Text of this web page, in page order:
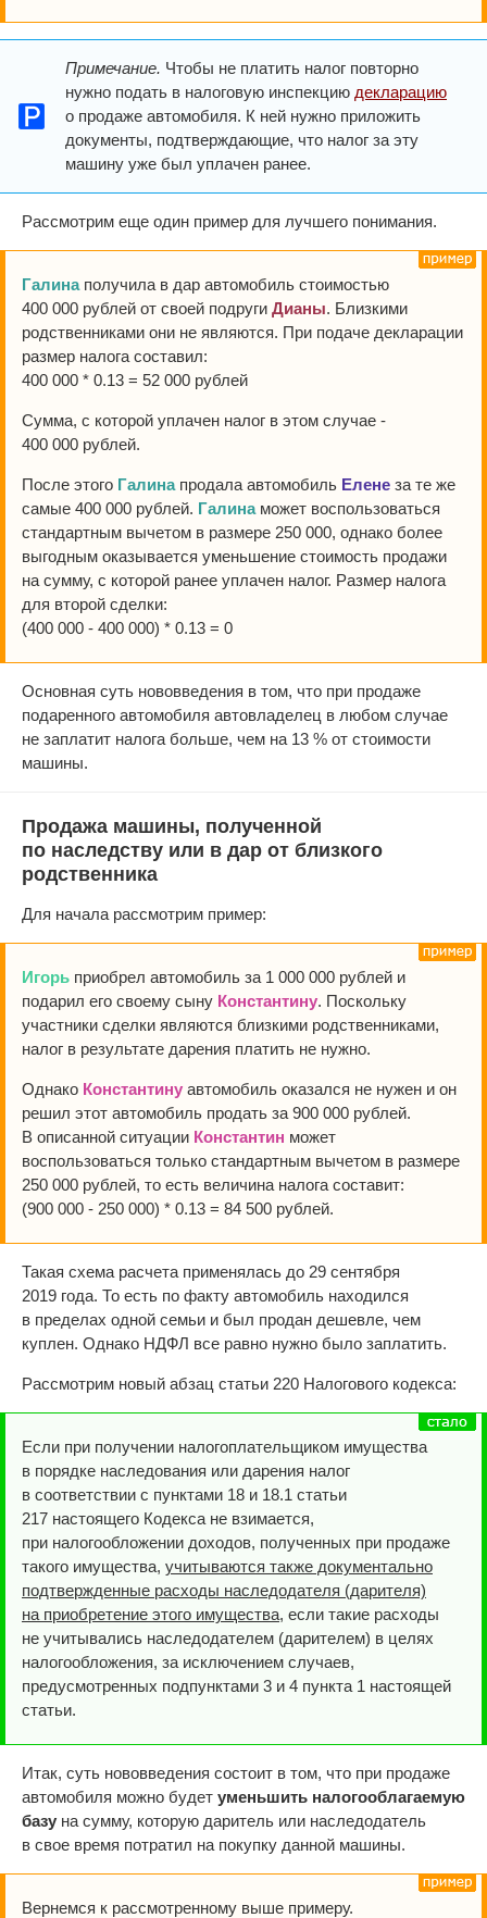
Примечание. Чтобы не платить налог повторно
нужно подать в налоговую инспекцию декларацию
о продаже автомобиля. К ней нужно приложить
документы, подтверждающие, что налог за эту
машину уже был уплачен ранее.
Рассмотрим еще один пример для лучшего понимания.
Галинаполучила в дар автомобиль стоимостью
400 000 рублей от своей подруги Дианы. Близкими
родственниками они не являются. При подаче декларации
размер налога составил:
400 000 * 0.13 = 52 000 рублей
Сумма, с которой уплачен налог в этом случае -
400 000 рублей.
После этого Галинапродала автомобиль Елене за те же
самые 400 000 рублей. Галинаможет воспользоваться
стандартным вычетом в размере 250 000, однако более
выгодным оказывается уменьшение стоимость продажи
на сумму, с которой ранее уплачен налог. Размер налога
для второй сделки:
(400 000 - 400 000) * 0.13 = 0
Основная суть нововведения в том, что при продаже
подаренного автомобиля автовладелец в любом случае
не заплатит налога больше, чем на 13 % от стоимости
машины.
Продажа машины, полученной
по наследству или в дар от близкого
родственника
Для начала рассмотрим пример:
Игорь приобрел автомобиль за 1 000 000 рублей и
подарил его своему сыну Константину. Поскольку
участники сделки являются близкими родственниками,
налог в результате дарения платить не нужно.
Однако Константину автомобиль оказался не нужен и он
решил этот автомобиль продать за 900 000 рублей.
В описанной ситуации Константин может
воспользоваться только стандартным вычетом в размере
250 000 рублей, то есть величина налога составит:
(900 000 - 250 000) * 0.13 = 84 500 рублей.
Такая схема расчета применялась до 29 сентября
2019 года. То есть по факту автомобиль находился
в пределах одной семьи и был продан дешевле, чем
куплен. Однако НДФЛ все равно нужно было заплатить.
Рассмотрим новый абзац статьи 220 Налогового кодекса:
Если при получении налогоплательщиком имущества
в порядке наследования или дарения налог
в соответствии с пунктами 18 и 18.1 статьи
217 настоящего Кодекса не взимается,
при налогообложении доходов, полученных при продаже
такого имущества, учитываются также документально
подтвержденные расходы наследодателя (дарителя)
на приобретение этого имущества, если такие расходы
не учитывались наследодателем (дарителем) в целях
налогообложения, за исключением случаев,
предусмотренных подпунктами 3 и 4 пункта 1 настоящей
статьи.
Итак, суть нововведения состоит в том, что при продаже
автомобиля можно будет уменьшить налогооблагаемую
базу на сумму, которую даритель или наследодатель
в свое время потратил на покупку данной машины.
Вернемся к рассмотренному выше примеру.